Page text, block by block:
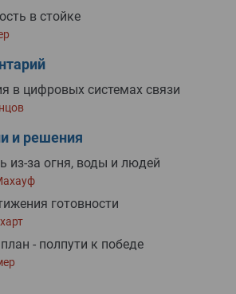
в стойке
в цифровых системах связи
и решения
из-за огня, воды и людей
готовности
- полпути к победе